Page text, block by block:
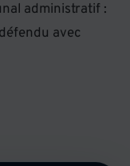
administratif :
avec